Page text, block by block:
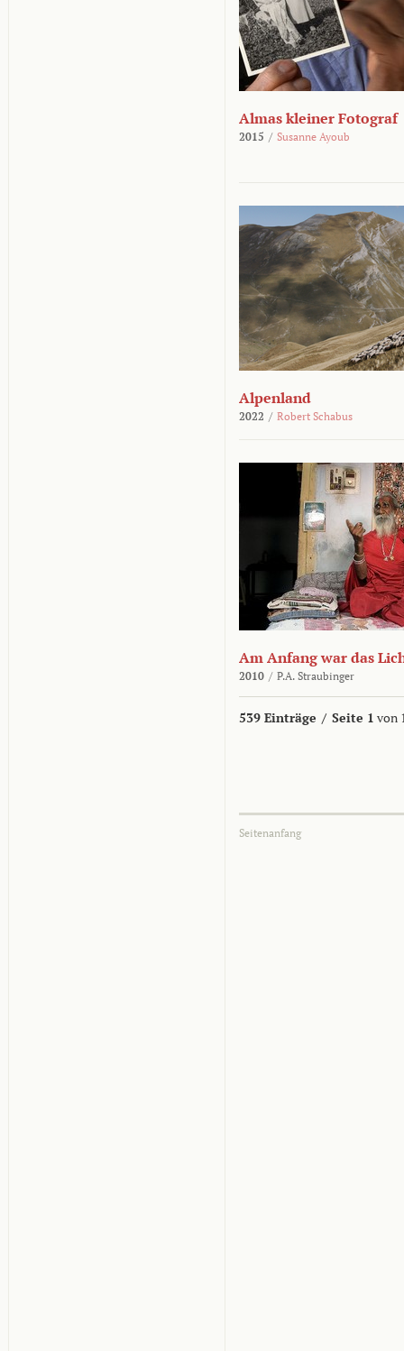
Almas kleiner Fotograf
2015 / Susanne Ayoub
Alpenland
2022 / Robert Schabus
Am Anfang war das
2010 / P.A. Straubinger
539 Einträge / Seite 1 von
Seitenanfang